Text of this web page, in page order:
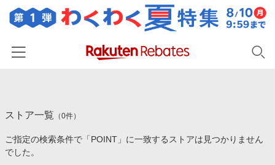
カテゴリー一覧
百貨店・総合ECモール
イベント一覧
ストア一覧 （0件）
ご指定の検索条件で「POINT」に一致するストアは見つかりません
でした。